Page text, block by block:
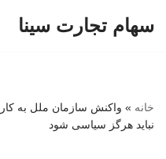
سهام تجارت سینا
خانه » واکنش سازمان ملل به
نباید هرگز سیاسی شود